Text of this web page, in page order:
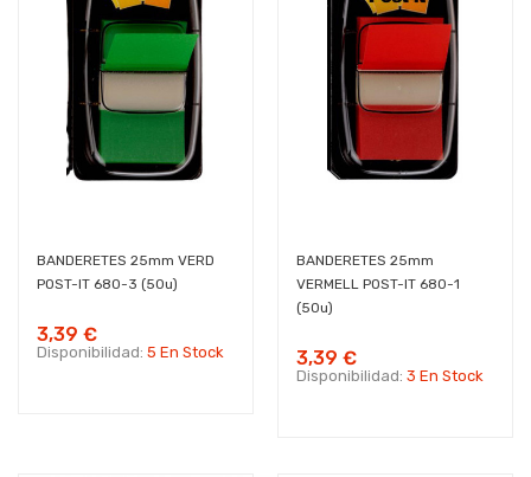
BANDERETES 25mm VERD
POST-IT 680-3 (50u)
3,39 €
Disponibilidad: 5 En Stock
BANDERETES 25mm
VERMELL POST-IT 680-1
(50u)
3,39 €
Disponibilidad: 3 En Stock